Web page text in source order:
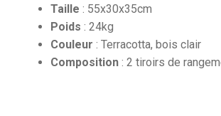
Taille : 55x30x35cm
Poids : 24kg
Couleur : Terracotta, bois clair
Composition: 2 tiroirs de